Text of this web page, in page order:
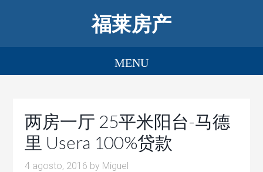
福莱房产
两房一厅 25平米阳台-马德
里 Usera 100%贷款
4 agosto, 2016 by Miguel